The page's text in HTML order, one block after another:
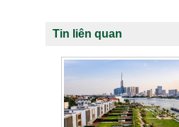
Tin liên quan